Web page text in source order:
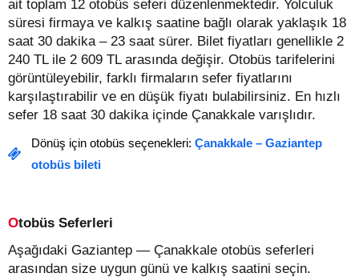
ait toplam 12 otobüs seferi düzenlenmektedir. Yolculuk
süresi firmaya ve kalkış saatine bağlı olarak yaklaşık 18
saat 30 dakika – 23 saat sürer. Bilet fiyatları genellikle 2
240 TL ile 2 609 TL arasında değişir. Otobüs tarifelerini
görüntüleyebilir, farklı firmaların sefer fiyatlarını
karşılaştırabilir ve en düşük fiyatı bulabilirsiniz. En hızlı
sefer 18 saat 30 dakika içinde Çanakkale varışlıdır.
Dönüş için otobüs seçenekleri: Çanakkale – Gaziantep
otobüs bileti
Otobüs Seferleri
Aşağıdaki Gaziantep — Çanakkale otobüs seferleri
arasından size uygun günü ve kalkış saatini seçin.